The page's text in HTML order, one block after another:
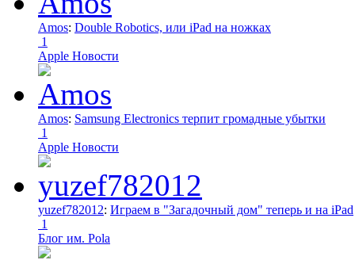
Amos: Double Robotics, или iPad на ножках
1
Apple Новости
Amos: Samsung Electronics терпит громадные убытки
1
Apple Новости
yuzef782012: Играем в "Загадочный дом" теперь и на iPad
1
Блог им. Pola